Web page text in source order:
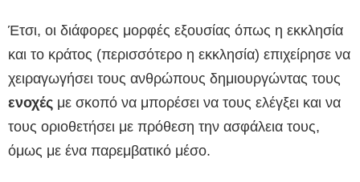
Έτσι, οι διάφορες μορφές εξουσίας όπως η εκκλησία
και το κράτος (περισσότερο η εκκλησία) επιχείρησε να
χειραγωγήσει τους ανθρώπους δημιουργώντας τους
ενοχές με σκοπό να μπορέσει να τους ελέγξει και να
τους οριοθετήσει με πρόθεση την ασφάλεια τους,
όμως με ένα παρεμβατικό μέσο.